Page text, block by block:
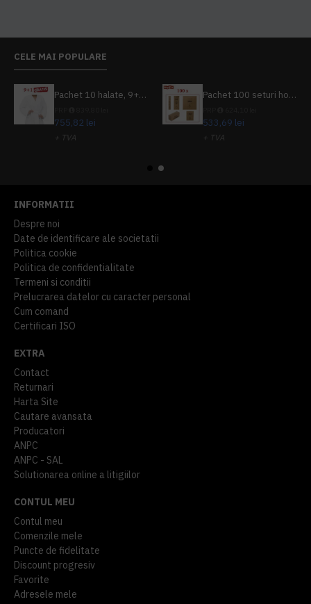
CELE MAI POPULARE
Pachet 10 halate, 9+1 gratuit
755,82 lei
+ TVA
Pachet 100 seturi hoteliere, set dentar, set barbierit, casca de dus, pila unghii, set cusut
533,69 lei
+ TVA
INFORMATII
Despre noi
Date de identificare ale societatii
Politica cookie
Politica de confidentialitate
Termeni si conditii
Prelucrarea datelor cu caracter personal
Cum comand
Certificari ISO
EXTRA
Contact
Returnari
Harta Site
Cautare avansata
Producatori
ANPC
ANPC - SAL
Solutionarea online a litigiilor
CONTUL MEU
Contul meu
Comenzile mele
Puncte de fidelitate
Discount progresiv
Favorite
Adresele mele